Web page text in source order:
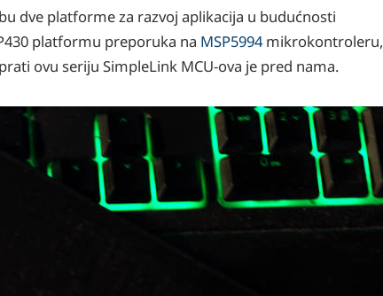
dve platforme za razvoj aplikacija u budućnosti
platformu preporuka na MSP5994mikrokontroleru,
ovu seriju SimpleLink MCU-ova je pred nama.